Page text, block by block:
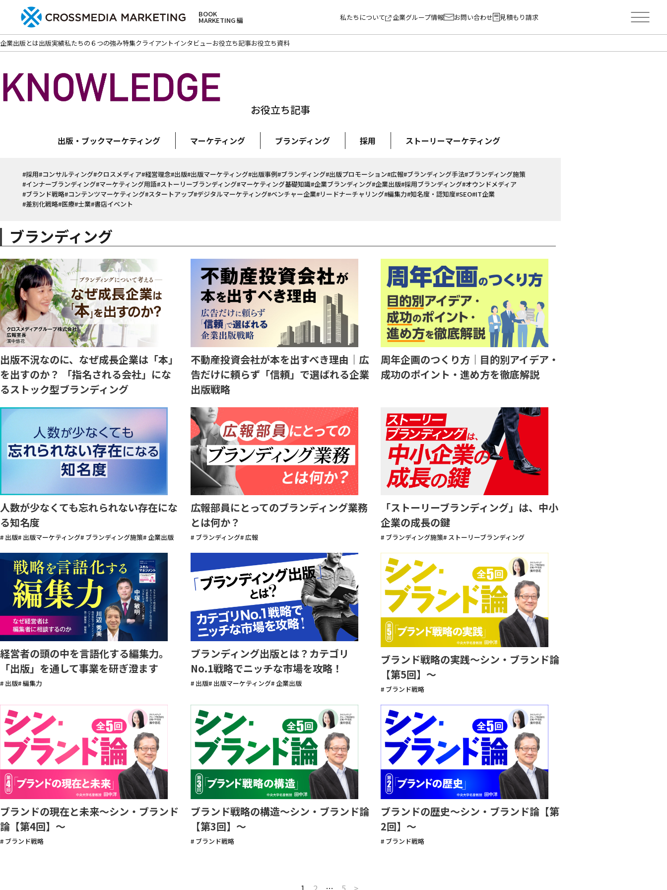
BOOK
MARKETING 編 私たちについて 企業グループ情報 お問い合わせ 見積もり請求
企業出版とは出版実績私たちの６つの強み特集クライアントインタビューお役立ち記事お役立ち資料
お役立ち記事
出版・ブックマーケティング マーケティング ブランディング 採用 ストーリーマーケティング
#採用#コンサルティング#クロスメディア#経営理念#出版#出版マーケティング#出版事例#ブランディング#出版プロモーション#広報#ブランディング手法#ブランディング施策
#インナーブランディング#マーケティング用語#ストーリーブランディング#マーケティング基礎知識#企業ブランディング#企業出版#採用ブランディング#オウンドメディア
#ブランド戦略#コンテンツマーケティング#スタートアップ#デジタルマーケティング#ベンチャー企業#リードナーチャリング#編集力#知名度・認知度#SEO#IT企業
#差別化戦略#医療#士業#書店イベント
ブランディング
出版不況なのに、なぜ成長企業は「本」
を出すのか？ 「指名される会社」にな
るストック型ブランディング
不動産投資会社が本を出すべき理由｜広
告だけに頼らず「信頼」で選ばれる企業
出版戦略
周年企画のつくり方｜目的別アイデア・
成功のポイント・進め方を徹底解説
人数が少なくても忘れられない存在にな
る知名度
# 出版# 出版マーケティング# ブランディング施策# 企業出版
広報部員にとってのブランディング業務
とは何か？
# ブランディング# 広報
「ストーリーブランディング」は、中小
企業の成長の鍵
# ブランディング施策# ストーリーブランディング
経営者の頭の中を言語化する編集力。
「出版」を通して事業を研ぎ澄ます
# 出版# 編集力
ブランディング出版とは？カテゴリ
No.1戦略でニッチな市場を攻略！
# 出版# 出版マーケティング# 企業出版
ブランド戦略の実践〜シン・ブランド論
【第5回】〜
# ブランド戦略
ブランドの現在と未来〜シン・ブランド
論【第4回】〜
# ブランド戦略
ブランド戦略の構造〜シン・ブランド論
【第3回】〜
# ブランド戦略
ブランドの歴史〜シン・ブランド論【第
2回】〜
# ブランド戦略